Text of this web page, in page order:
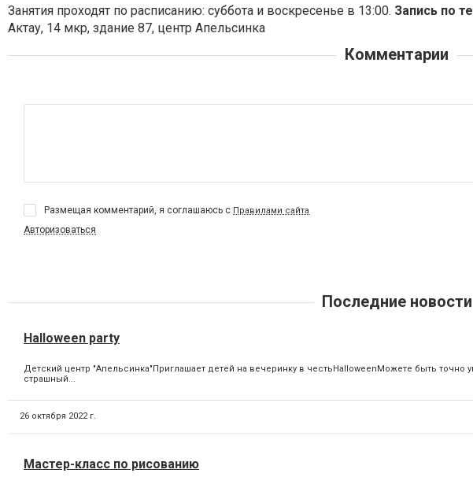
Занятия проходят по расписанию: суббота и воскресенье в 13:00. Запись по
Актау, 14 мкр, здание 87, центр Апельсинка
Комментарии
Размещая комментарий, я соглашаюсь с Правилами сайта
Авторизоваться
Последние новости
Halloween party
Детский центр "Апельсинка"Приглашает детей на вечеринку в честьHalloweenМожете быть точно
страшный...
26 октября 2022 г.
Мастер-класс по рисованию